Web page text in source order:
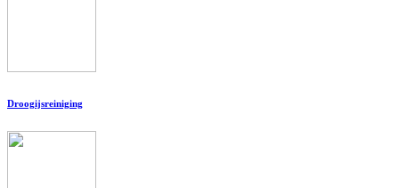
Droogijsreiniging